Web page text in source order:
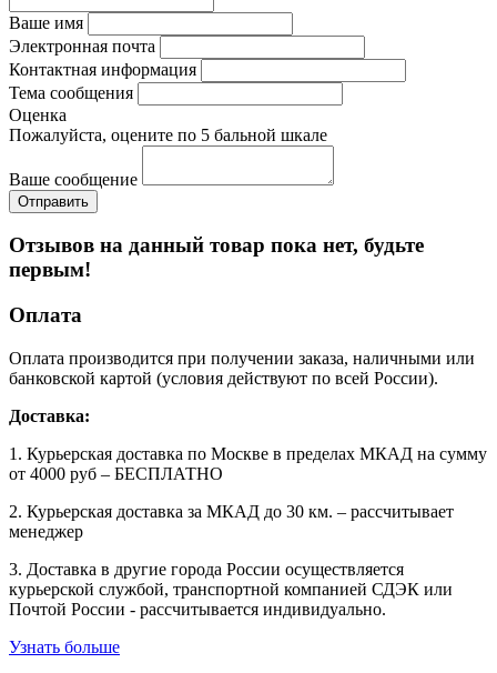
Ваше имя
Электронная почта
Контактная информация
Тема сообщения
Оценка
Пожалуйста, оцените по 5 бальной шкале
Ваше сообщение
Отзывов на данный товар пока нет, будьте
первым!
Оплата
Оплата производится при получении заказа, наличными или
банковской картой (условия действуют по всей России).
Доставка:
1. Курьерская доставка по Москве в пределах МКАД на сумму
от 4000 руб – БЕСПЛАТНО
2. Курьерская доставка за МКАД до 30 км. – рассчитывает
менеджер
3. Доставка в другие города России осуществляется
курьерской службой, транспортной компанией СДЭК или
Почтой России - рассчитывается индивидуально.
Узнать больше